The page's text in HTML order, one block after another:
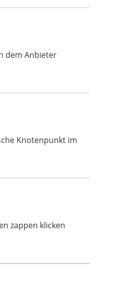
dem Anbieter
Knotenpunkt im
zappen klicken